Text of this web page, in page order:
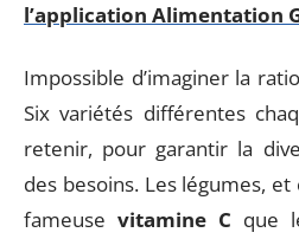
l’application Alimentation
Impossible d’imaginer la
Six variétés différentes
retenir, pour garantir la
des besoins. Les légumes,
fameuse vitamine C que